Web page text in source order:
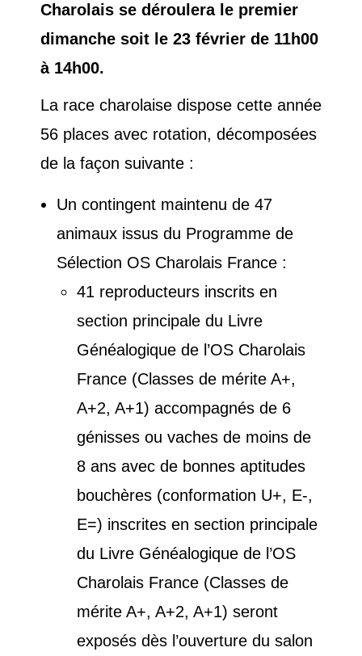
Charolais se déroulera le premier
dimanche soit le 23 février de 11h00
à 14h00.
La race charolaise dispose cette année
56 places avec rotation, décomposées
de la façon suivante :
Un contingent maintenu de 47
animaux issus du Programme de
Sélection OS Charolais France :
41 reproducteurs inscrits en
section principale du Livre
Généalogique de l’OS Charolais
France (Classes de mérite A+,
A+2, A+1) accompagnés de 6
génisses ou vaches de moins de
8 ans avec de bonnes aptitudes
bouchères (conformation U+, E-,
E=) inscrites en section principale
du Livre Généalogique de l’OS
Charolais France (Classes de
mérite A+, A+2, A+1) seront
exposés dès l’ouverture du salon